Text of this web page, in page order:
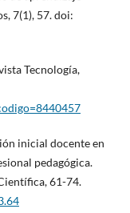
7(1), 57. doi:
Tecnología,
inicial docente en
pedagógica.
61-74.